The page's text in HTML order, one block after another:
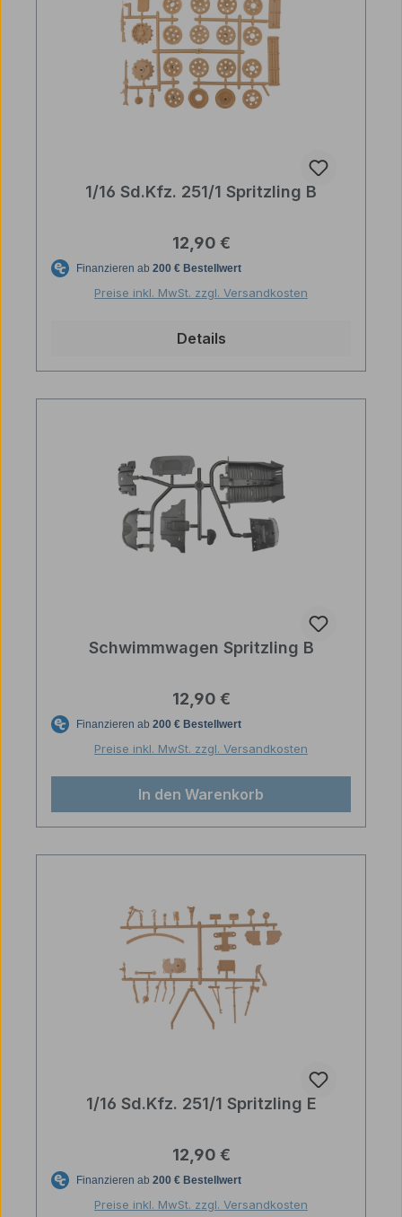
1/16 Sd.Kfz. 251/1 Spritzling B
Regulärer Preis:
12,90 €
Preise inkl. MwSt. zzgl. Versandkosten
Details
Schwimmwagen Spritzling B
Regulärer Preis:
12,90 €
Preise inkl. MwSt. zzgl. Versandkosten
In den Warenkorb
1/16 Sd.Kfz. 251/1 Spritzling E
Regulärer Preis:
12,90 €
Preise inkl. MwSt. zzgl. Versandkosten